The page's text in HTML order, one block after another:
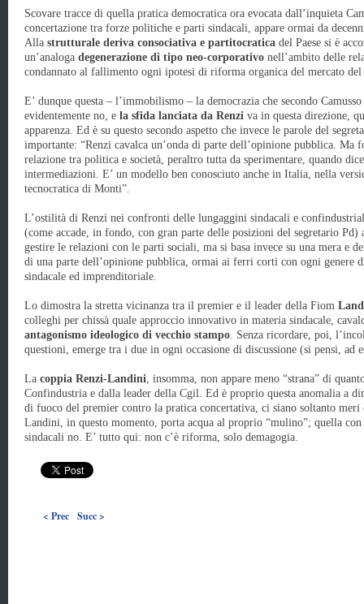
Scovare tracce di quella pratica democratica ora evocata dall’inquieta
concertazione tra forze politiche e parti sindacali, appare ormai da
Alla strutturale deriva consociativa e partitocratica del Paese si è
un’analoga degenerazione di tipo neo-corporativo nell’ambito delle
condannato al fallimento ogni ipotesi di riforma organica del mercato
E’ dunque questa – l’immobilismo – la democrazia che secondo
evidentemente no, e la sfida lanciata da Renzi va in questa direzione,
apparenza. Ed è su questo secondo aspetto che invece le parole del
importante: “Renzi cavalca un’onda di parte dell’opinione pubblica. Ma
relazione tra politica e società, peraltro tutta da sperimentare, quando
intermediazioni. E’ un modello ben conosciuto anche in Italia, nella
tecnocratica di Monti”.
L’ostilità di Renzi nei confronti delle lungaggini sindacali e
(come accade, in fondo, con gran parte delle posizioni del segretario
gestire le relazioni con le parti sociali, ma si basa invece su una mera e
di una parte dell’opinione pubblica, ormai ai ferri corti con ogni genere
sindacale ed imprenditoriale.
Lo dimostra la stretta vicinanza tra il premier e il leader della Fiom
colleghi per chissà quale approccio innovativo in materia sindacale,
antagonismo ideologico di vecchio stampo. Senza ricordare, poi,
questioni, emerge tra i due in ogni occasione di discussione (si pensi, ad
La coppia Renzi-Landini, insomma, non appare meno “strana” di
Confindustria e dalla leader della Cgil. Ed è proprio questa anomalia a
di fuoco del premier contro la pratica concertativa, ci siano soltanto
Landini, in questo momento, porta acqua al proprio “mulino”; quella
sindacali no. E’ tutto qui: non c’è riforma, solo demagogia.
< Prec Succ >